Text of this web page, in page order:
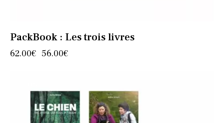
PackBook : Les trois livres
62.00€ 56.00€